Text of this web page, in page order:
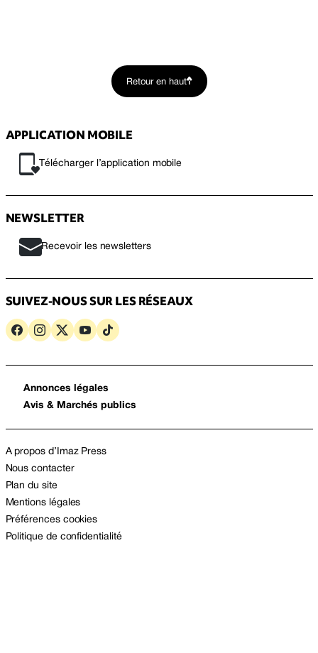
Retour en haut
APPLICATION MOBILE
Télécharger l’application mobile
NEWSLETTER
Recevoir les newsletters
SUIVEZ-NOUS SUR LES RÉSEAUX
Annonces légales
Avis & Marchés publics
A propos d’Imaz Press
Nous contacter
Plan du site
Mentions légales
Préférences cookies
Politique de confidentialité